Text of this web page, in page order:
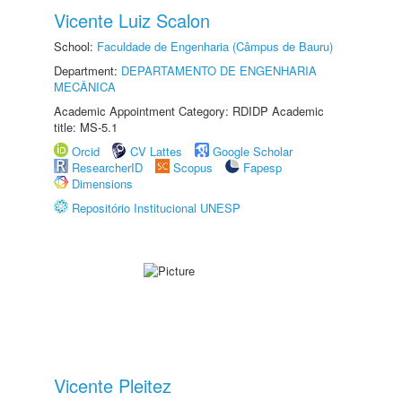
Vicente Luiz Scalon
School: Faculdade de Engenharia (Câmpus de Bauru)
Department: DEPARTAMENTO DE ENGENHARIA
MECÂNICA
Academic Appointment Category: RDIDP Academic
title: MS-5.1
Orcid
CV Lattes
Google Scholar
ResearcherID
Scopus
Fapesp
Dimensions
Repositório Institucional UNESP
Vicente Pleitez